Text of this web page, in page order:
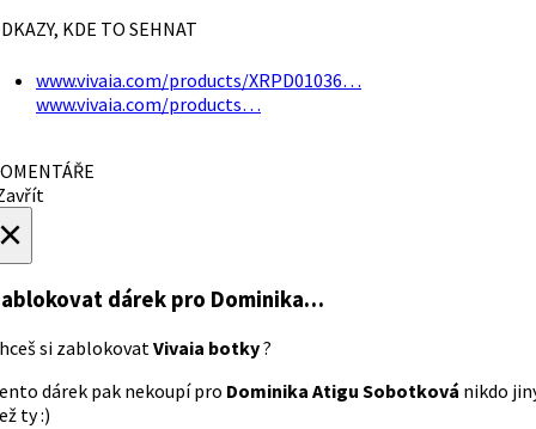
KDE TO SEHNAT
www.vivaia.com/products/XRPD01036…
www.vivaia.com/products…
dárek pro Dominika…
si zablokovatVivaia botky?
dárek pak nekoupí pro Dominika Atigu Sobotková nikdo
ty :)